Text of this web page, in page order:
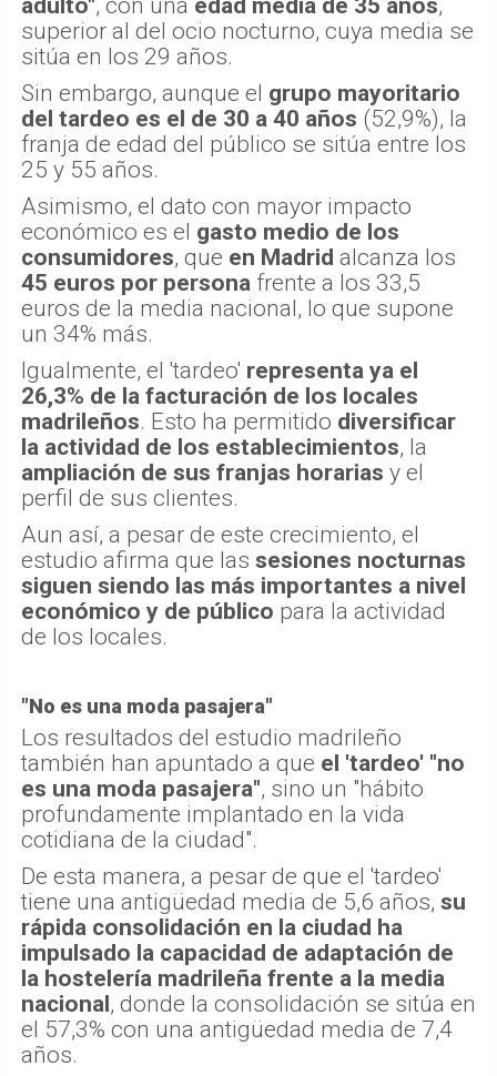
adulto", con una edad media de 35 años,
superior al del ocio nocturno, cuya media se
sitúa en los 29 años.
Sin embargo, aunque el grupo mayoritario
del tardeo es el de 30 a 40 años (52,9%), la
franja de edad del público se sitúa entre los
25 y 55 años.
Asimismo, el dato con mayor impacto
económico es el gasto medio de los
consumidores, que en Madrid alcanza los
45 euros por persona frente a los 33,5
euros de la media nacional, lo que supone
un 34% más.
Igualmente, el 'tardeo' representa ya el
26,3% de la facturación de los locales
madrileños. Esto ha permitido diversificar
la actividad de los establecimientos, la
ampliación de sus franjas horarias y el
perfil de sus clientes.
Aun así, a pesar de este crecimiento, el
estudio afirma que las sesiones nocturnas
siguen siendo las más importantes a nivel
económico y de público para la actividad
de los locales.
"No es una moda pasajera"
Los resultados del estudio madrileño
también han apuntado a que el 'tardeo' "no
es una moda pasajera", sino un "hábito
profundamente implantado en la vida
cotidiana de la ciudad".
De esta manera, a pesar de que el 'tardeo'
tiene una antigüedad media de 5,6 años, su
rápida consolidación en la ciudad ha
impulsado la capacidad de adaptación de
la hostelería madrileña frente a la media
nacional, donde la consolidación se sitúa en
el 57,3% con una antigüedad media de 7,4
años.